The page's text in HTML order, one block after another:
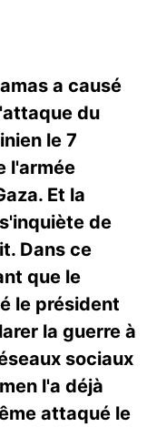
a causé
du
le 7
l'armée
Et la
de
Dans ce
que le
le président
la guerre à
sociaux
l'a déjà
attaqué le